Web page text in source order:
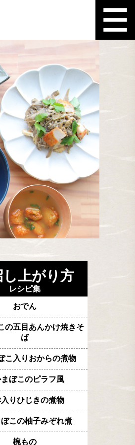
し上がり方
レシピ集
おでん
の五目あんかけ焼きそ
ば
こ入りおからの煮物
ぼこのピラフ風
りひじきの煮物
この柚子みぞれ煮
椀もの